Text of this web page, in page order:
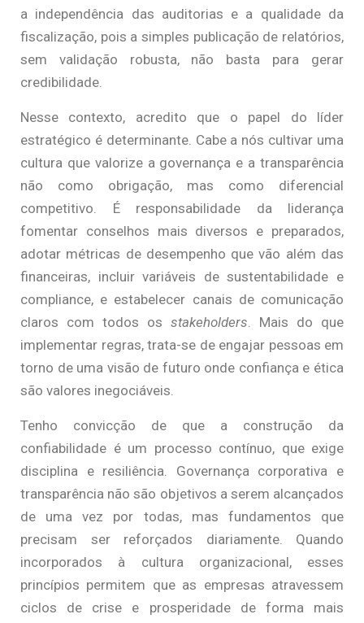
a independência das auditorias e a qualidade da
fiscalização, pois a simples publicação de relatórios,
sem validação robusta, não basta para gerar
credibilidade.
Nesse contexto, acredito que o papel do líder
estratégico é determinante. Cabe a nós cultivar uma
cultura que valorize a governança e a transparência
não como obrigação, mas como diferencial
competitivo. É responsabilidade da liderança
fomentar conselhos mais diversos e preparados,
adotar métricas de desempenho que vão além das
financeiras, incluir variáveis de sustentabilidade e
compliance, e estabelecer canais de comunicação
claros com todos os stakeholders . Mais do que
implementar regras, trata-se de engajar pessoas em
torno de uma visão de futuro onde confiança e ética
são valores inegociáveis.
Tenho convicção de que a construção da
confiabilidade é um processo contínuo, que exige
disciplina e resiliência. Governança corporativa e
transparência não são objetivos a serem alcançados
de uma vez por todas, mas fundamentos que
precisam ser reforçados diariamente. Quando
incorporados à cultura organizacional, esses
princípios permitem que as empresas atravessem
ciclos de crise e prosperidade de forma mais